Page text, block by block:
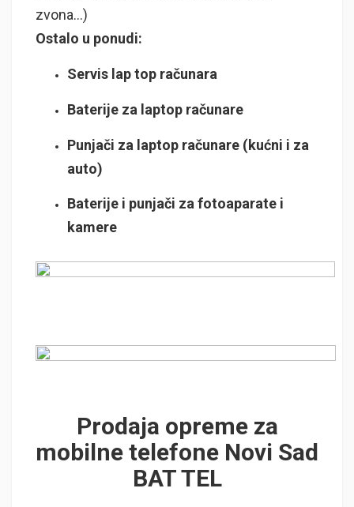
zvona…)
Ostalo u ponudi:
Servis lap top računara
Baterije za laptop računare
Punjači za laptop računare (kućni i za
auto)
Baterije i punjači za fotoaparate i
kamere
Prodaja opreme za
mobilne telefone Novi Sad
BAT TEL